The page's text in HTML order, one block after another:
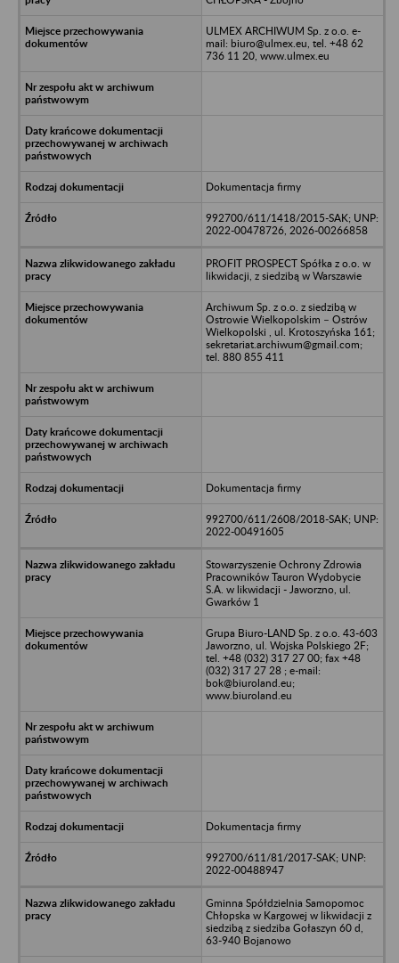
ULMEX ARCHIWUM Sp. z o.o. e-
mail: biuro@ulmex.eu, tel. +48 62
736 11 20, www.ulmex.eu
Dokumentacja firmy
992700/611/1418/2015-SAK; UNP:
2022-00478726, 2026-00266858
PROFIT PROSPECT Spółka z o.o. w
likwidacji, z siedzibą w Warszawie
Archiwum Sp. z o.o. z siedzibą w
Ostrowie Wielkopolskim – Ostrów
Wielkopolski , ul. Krotoszyńska 161;
sekretariat.archiwum@gmail.com;
tel. 880 855 411
Dokumentacja firmy
992700/611/2608/2018-SAK; UNP:
2022-00491605
Stowarzyszenie Ochrony Zdrowia
Pracowników Tauron Wydobycie
S.A. w likwidacji - Jaworzno, ul.
Gwarków 1
Grupa Biuro-LAND Sp. z o.o. 43-603
Jaworzno, ul. Wojska Polskiego 2F;
tel. +48 (032) 317 27 00; fax +48
(032) 317 27 28 ; e-mail:
bok@biuroland.eu;
www.biuroland.eu
Dokumentacja firmy
992700/611/81/2017-SAK; UNP:
2022-00488947
Gminna Spółdzielnia Samopomoc
Chłopska w Kargowej w likwidacji z
siedzibą z siedziba Gołaszyn 60 d,
63-940 Bojanowo